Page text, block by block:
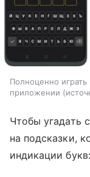
Полноценно
приложении
Чтобы угадать
на подсказки,
индикации букв: